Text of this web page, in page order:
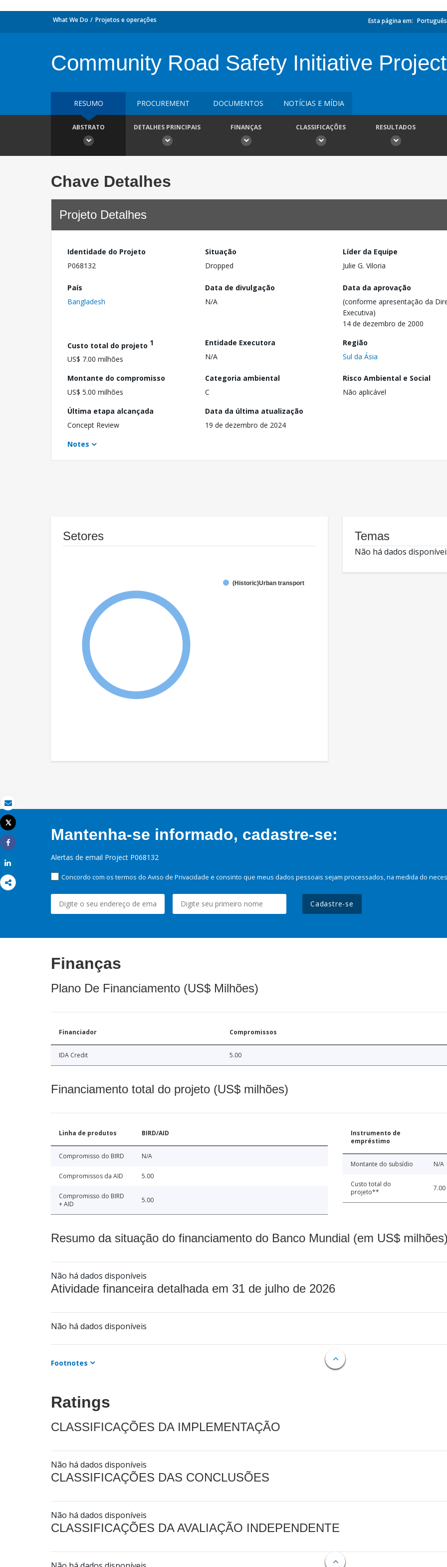
Email
Imprimir
Tweet
Share
What We Do Projetos e operações Esta página em: Português
Community Road Safety Initiative Project
RESUMO PROCUREMENT DOCUMENTOS NOTÍCIAS E MÍDIA
ABSTRATO DETALHES PRINCIPAIS FINANÇAS CLASSIFICAÇÕES RESULTADOS
Chave Detalhes
Projeto Detalhes
Identidade do Projeto
P068132
Situação
Dropped
Líder da Equipe
Julie G. Viloria
País
Bangladesh
Data de divulgação
N/A
Data da aprovação
(conforme apresentação da
Executiva)
14 de dezembro de 2000
Custo total do projeto 1
US$ 7.00 milhões
Entidade Executora
N/A
Região
Sul da Ásia
Montante do compromisso
US$ 5.00 milhões
Categoria ambiental
C
Risco Ambiental e Social
Não aplicável
Última etapa alcançada
Concept Review
Data da última atualização
19 de dezembro de 2024
Notes
Setores
(Historic)Urban transport
Temas
Não há dados
Mantenha-se informado, cadastre-se:
Alertas de email Project P068132
Concordo com os termos do Aviso de Privacidade e consinto que meus dados pessoais sejam processados, na medida do
Cadastre-se
Finanças
Plano De Financiamento (US$ Milhões)
Financiador Compromissos
IDA Credit 5.00
Financiamento total do projeto (US$ milhões)
Linha de produtos BIRD/AID
Compromisso do BIRD N/A
Compromissos da AID 5.00
Compromisso do BIRD
+ AID
5.00
Instrumento de
empréstimo
Montante do subsídio N/A
Custo total do
projeto**
7.00
Resumo da situação do financiamento do Banco Mundial (em US$
Não há dados disponíveis
Atividade financeira detalhada em 31 de julho de 2026
Não há dados disponíveis
Footnotes
Ratings
CLASSIFICAÇÕES DA IMPLEMENTAÇÃO
Não há dados disponíveis
CLASSIFICAÇÕES DAS CONCLUSÕES
Não há dados disponíveis
CLASSIFICAÇÕES DA AVALIAÇÃO INDEPENDENTE